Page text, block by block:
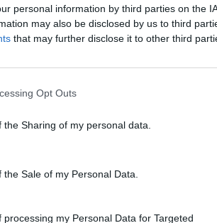
personal information by third parties on the
may also be disclosed by us to third
that may further disclose it to other third
Opt Outs
Sharing of my personal data.
Sale of my Personal Data.
processing my Personal Data for Targeted